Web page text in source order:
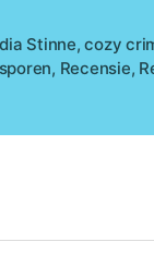
Stinne,cozy
, Recensie,